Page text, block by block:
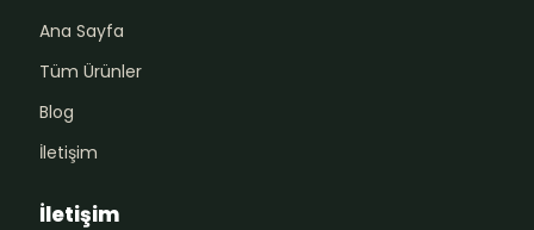
Ana Sayfa
Tüm Ürünler
Blog
İletişim
İletişim